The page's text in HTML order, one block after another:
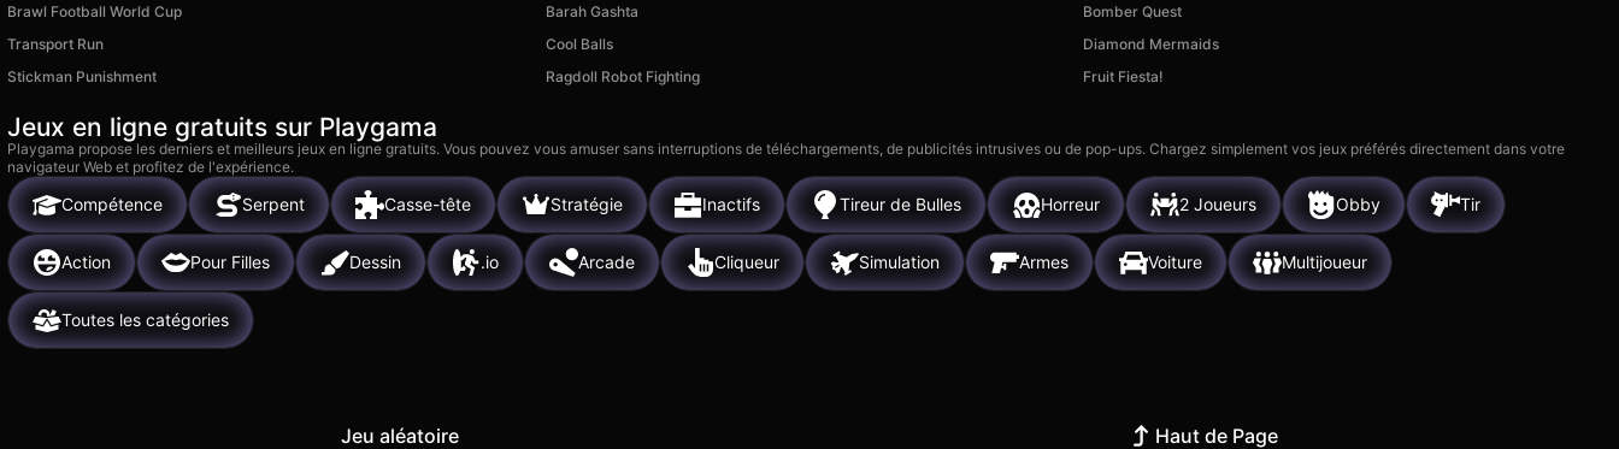
Brawl Football World Cup
Barah Gashta
Bomber Quest
Transport Run
Cool Balls
Diamond Mermaids
Stickman Punishment
Ragdoll Robot Fighting Fruit Fiesta!
Jeux en ligne gratuits sur Playgama
Playgama propose les derniers et meilleurs jeux en ligne gratuits. Vous pouvez vous amuser sans interruptions de téléchargements, de publicités intrusives ou de pop-ups. Chargez simplement vos jeux préférés directement dans votre
navigateur Web et profitez de l'expérience.
Compétence Serpent Casse-tête Stratégie Inactifs Tireur de Bulles Horreur 2 Joueurs Obby Tir
Action Pour Filles Dessin .io Arcade Cliqueur Simulation Armes Voiture Multijoueur
Toutes les catégories
Jeu aléatoire Haut de Page